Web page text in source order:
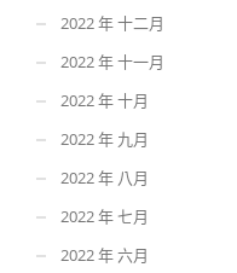
2022 年 十二月
2022 年 十一月
2022 年 十月
2022 年 九月
2022 年 八月
2022 年 七月
2022 年 六月